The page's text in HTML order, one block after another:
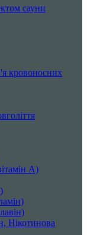
сауни
кровоносних
А)
Нікотинова